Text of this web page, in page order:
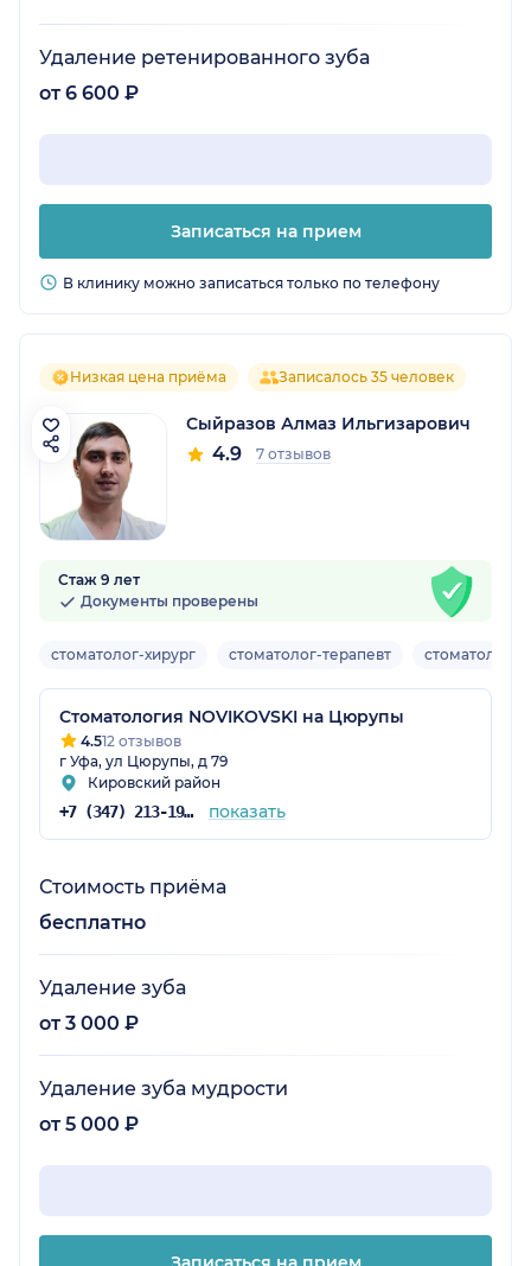
Удаление ретенированного зуба
от 6 600 ₽
Записаться на прием
В клинику можно записаться только по телефону
Низкая цена приёма Записалось 35 человек
Сыйразов Алмаз Ильгизарович
4.9 7 отзывов
Стаж 9 лет
Документы проверены
стоматолог-хирург стоматолог-терапевт стоматолог-
Стоматология NOVIKOVSKI на Цюрупы
4.512 отзывов
г Уфа, ул Цюрупы, д 79
Кировский район
+7 (347) 213-19-34 показать
Стоимость приёма
бесплатно
Удаление зуба
от 3 000 ₽
Удаление зуба мудрости
от 5 000 ₽